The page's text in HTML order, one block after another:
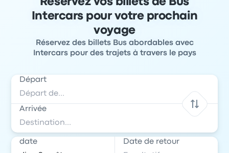
Réservez vos billets de Bus
Intercars pour votre prochain
voyage
Réservez des billets Bus abordables avec
Intercars pour des trajets à travers le pays
Départ
Arrivée
date Date de retour